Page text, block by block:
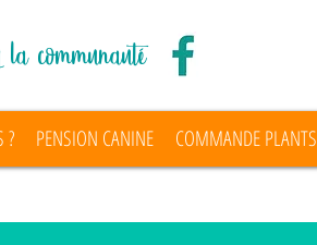
la communauté
? PENSION CANINE COMMANDE PLANTS